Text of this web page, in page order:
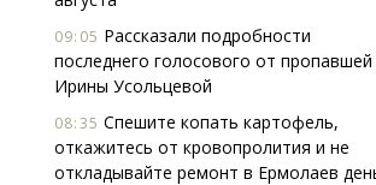
09:05 Рассказали подробности
последнего голосового от пропавшей
Ирины Усольцевой
08:35 Спешите копать картофель,
откажитесь от кровопролития и не
откладывайте ремонт в Ермолаев